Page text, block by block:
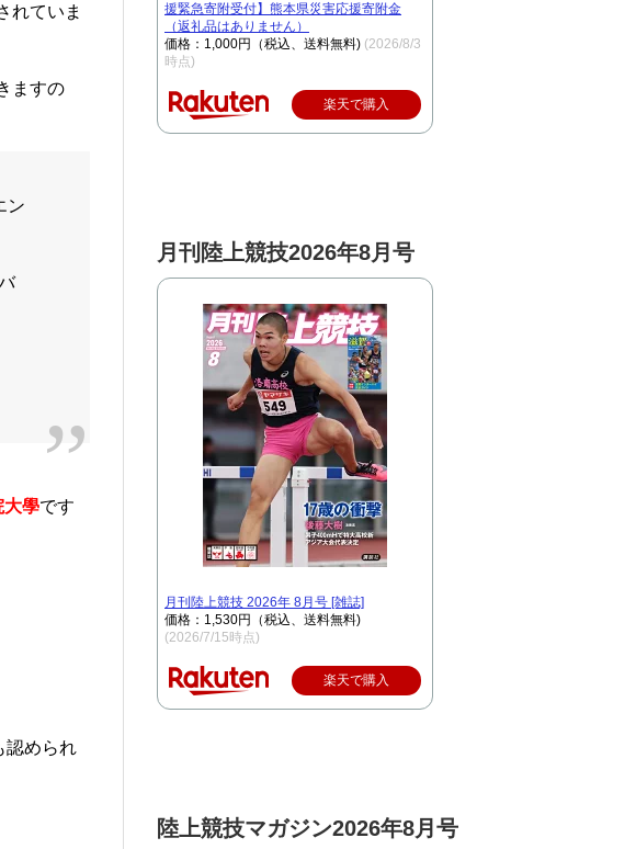
れていま
ますの
ン
大學です
認められ
援緊急寄附受付】熊本県災害応援寄附金
（返礼品はありません）
価格：1,000円（税込、送料無料) (2026/8/3
時点)
楽天で購入
月刊陸上競技2026年8月号
月刊陸上競技 2026年 8月号 [雑誌]
価格：1,530円（税込、送料無料)
(2026/7/15時点)
楽天で購入
陸上競技マガジン2026年8月号